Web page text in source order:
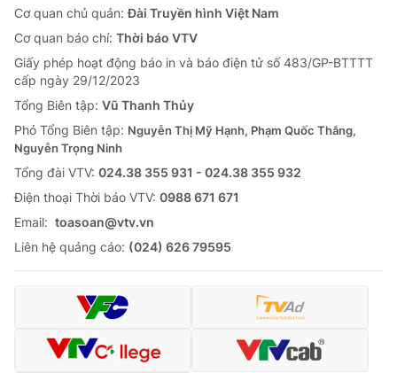
Cơ quan chủ quản:Đài Truyền hình Việt Nam
Cơ quan báo chí: Thời báo VTV
Giấy phép hoạt động báo in và báo điện tử số 483/GP-BTTTT
cấp ngày 29/12/2023
Tổng Biên tập: Vũ Thanh Thủy
Phó Tổng Biên tập: Nguyễn Thị Mỹ Hạnh, Phạm Quốc Thắng,
Nguyễn Trọng Ninh
Tổng đài VTV: 024.38 355 931 - 024.38 355 932
Ðiện thoại Thời báo VTV: 0988 671 671
Email: toasoan@vtv.vn
Liên hệ quảng cáo: (024) 626 79595